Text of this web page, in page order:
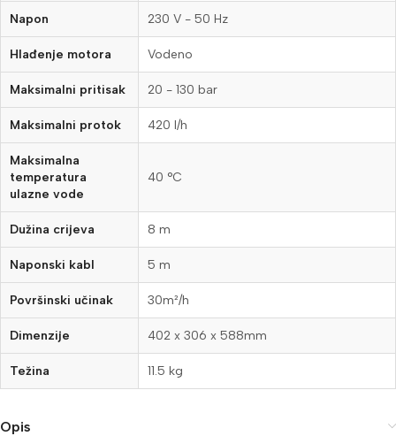
Napon 230 V - 50 Hz
Hlađenje motora Vodeno
Maksimalni pritisak 20 - 130 bar
Maksimalni protok 420 l/h
Maksimalna
temperatura
ulazne vode
40 °C
Dužina crijeva 8 m
Naponski kabl 5 m
Površinski učinak 30m²/h
Dimenzije 402 x 306 x 588mm
Težina 11.5 kg
Opis